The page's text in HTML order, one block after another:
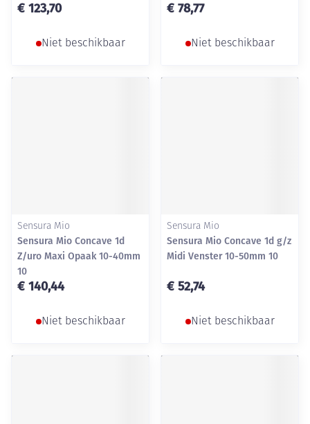
€ 123,70
Niet beschikbaar
€ 78,77
Niet beschikbaar
Sensura Mio
Sensura Mio Concave 1d
Z/uro Maxi Opaak 10-40mm
10
€ 140,44
Niet beschikbaar
Sensura Mio
Sensura Mio Concave 1d g/z
Midi Venster 10-50mm 10
€ 52,74
Niet beschikbaar